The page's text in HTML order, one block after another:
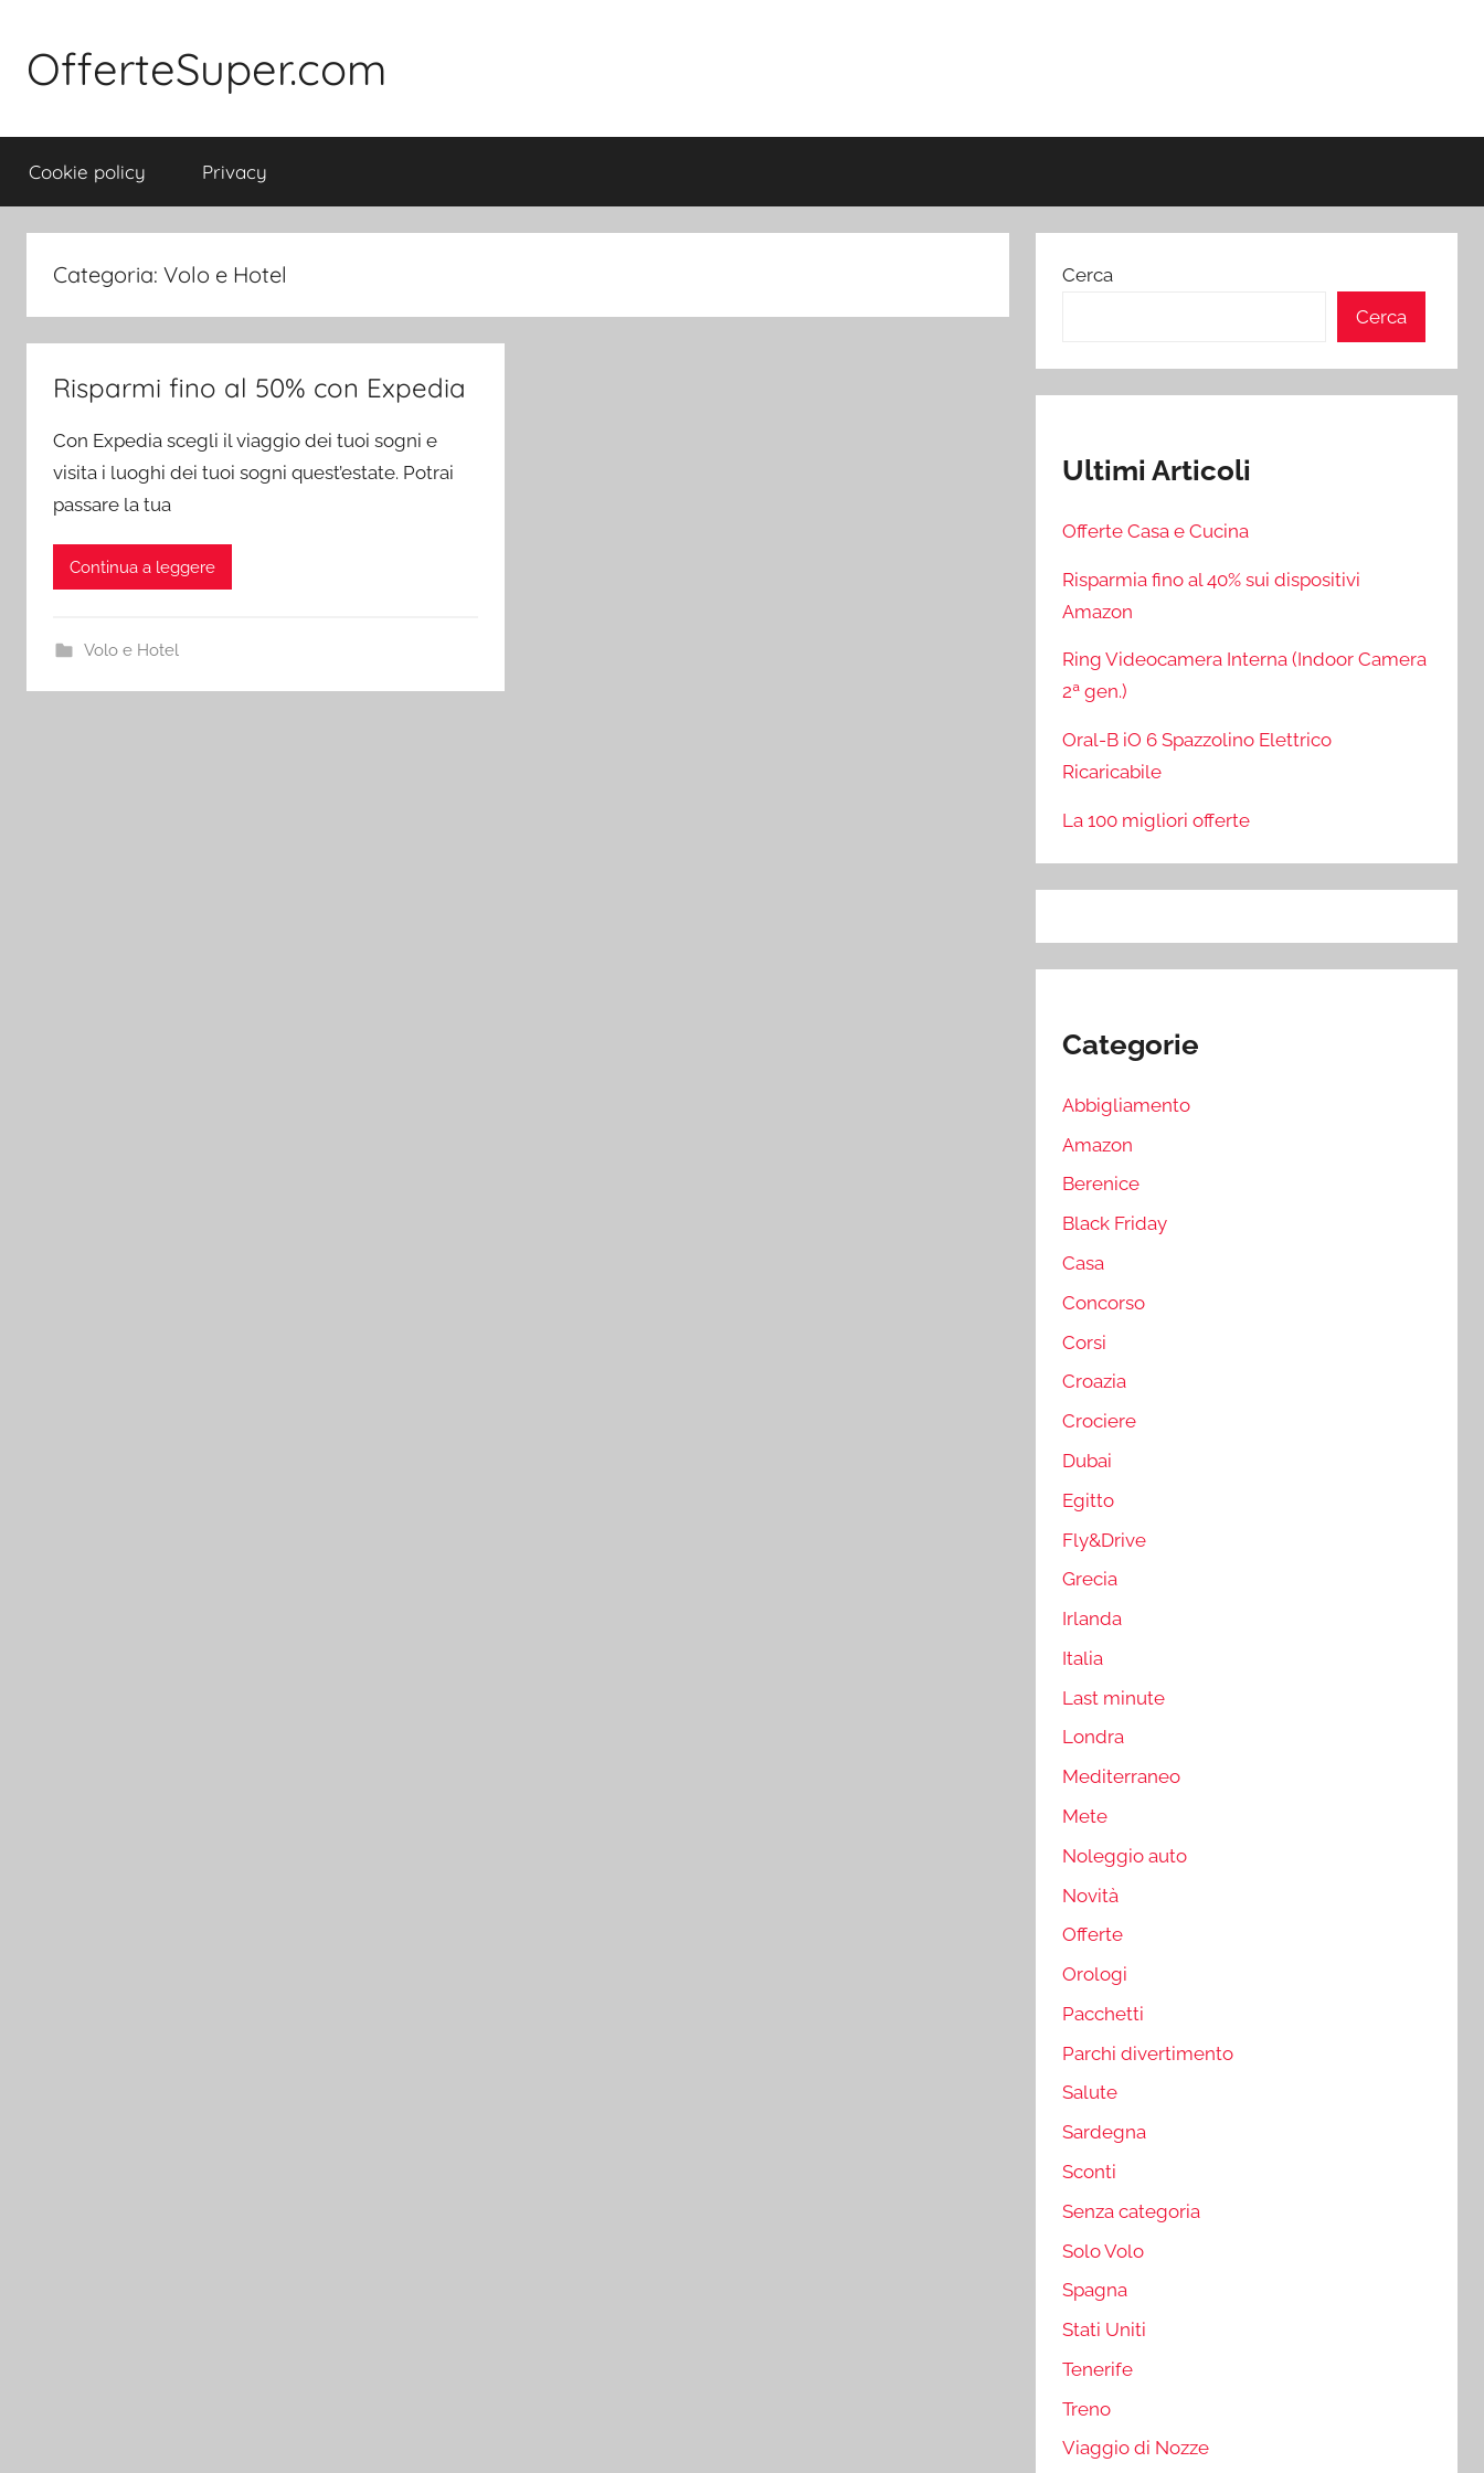
contenuto
OfferteSuper.com
Cookie policy Privacy
Categoria: Volo e Hotel
Risparmi fino al 50% con Expedia
Con Expedia scegli il viaggio dei tuoi sogni e
visita i luoghi dei tuoi sogni quest’estate. Potrai
passare la tua
Continua a leggere
Volo e Hotel
Cerca
Cerca
Ultimi Articoli
Offerte Casa e Cucina
Risparmia fino al 40% sui dispositivi
Amazon
Ring Videocamera Interna (Indoor Camera
2ª gen.)
Oral-B iO 6 Spazzolino Elettrico
Ricaricabile
La 100 migliori offerte
Categorie
Abbigliamento
Amazon
Berenice
Black Friday
Casa
Concorso
Corsi
Croazia
Crociere
Dubai
Egitto
Fly&Drive
Grecia
Irlanda
Italia
Last minute
Londra
Mediterraneo
Mete
Noleggio auto
Novità
Offerte
Orologi
Pacchetti
Parchi divertimento
Salute
Sardegna
Sconti
Senza categoria
Solo Volo
Spagna
Stati Uniti
Tenerife
Treno
Viaggio di Nozze